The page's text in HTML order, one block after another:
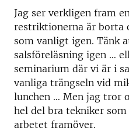
Jag ser verkligen fram
restriktionerna är borta
som vanligt igen. Tänk
salsföreläsning igen …
seminarium där vi är i
vanliga trängseln vid
lunchen … Men jag tror
hel del bra tekniker
arbetet framöver.